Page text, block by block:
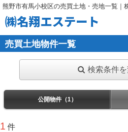
熊野市有馬小校区の売買土地・売地一覧｜
㈱名翔エステート
売買土地物件一覧
検索条件
公開物件（1）
1 件